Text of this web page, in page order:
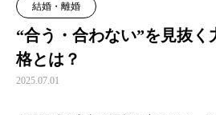
結婚・離婚
“合う・合わない”を見抜く
格とは？
2025.07.01